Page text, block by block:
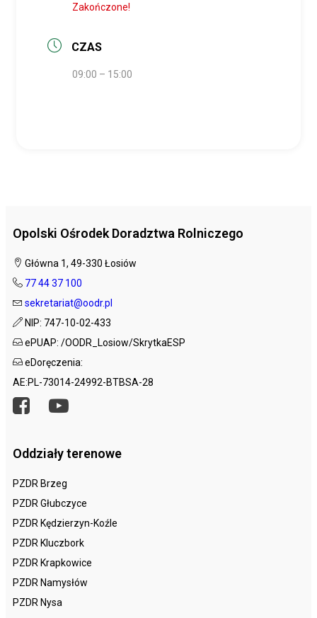
Zakończone!
CZAS
09:00 – 15:00
Opolski Ośrodek Doradztwa Rolniczego
Główna 1, 49-330 Łosiów
77 44 37 100
sekretariat@oodr.pl
NIP: 747-10-02-433
ePUAP: /OODR_Losiow/SkrytkaESP
eDoręczenia:
AE:PL-73014-24992-BTBSA-28
Oddziały terenowe
PZDR Brzeg
PZDR Głubczyce
PZDR Kędzierzyn-Koźle
PZDR Kluczbork
PZDR Krapkowice
PZDR Namysłów
PZDR Nysa